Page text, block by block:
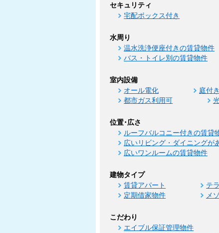
セキュリティ
宅配ボックス付き
水周り
温水洗浄便座付きの賃貸物件
バス・トイレ別の賃貸物件
室内設備
オール電化 庭付き
都市ガス利用可
位置･広さ
ルーフバルコニー付きの賃貸
広いリビング・ダイニングが
広いワンルームの賃貸物件
建物タイプ
賃貸アパート テ
定期借家物件
メ
こだわり
エイブル保証管理物件